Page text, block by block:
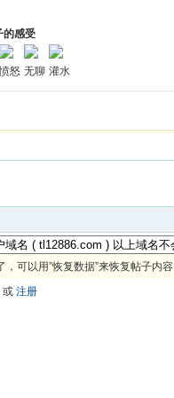
的感受
愤怒 无聊 灌水
可以用”恢复数据”来恢复帖子内容
或 注册